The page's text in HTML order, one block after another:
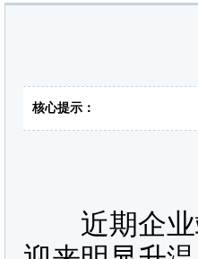
核心提示：
近期企业